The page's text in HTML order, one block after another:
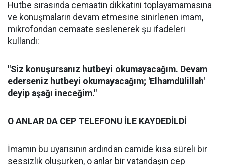
Hutbe sırasında cemaatin dikkatini toplayamamasına
ve konuşmaların devam etmesine sinirlenen imam,
mikrofondan cemaate seslenerek şu ifadeleri
kullandı:
"Siz konuşursanız hutbeyi okumayacağım. Devam
ederseniz hutbeyi okumayacağım; 'Elhamdülillah'
deyip aşağı ineceğim."
O ANLAR DA CEP TELEFONU İLE KAYDEDİLDİ
İmamın bu uyarısının ardından camide kısa süreli bir
sessizlik oluşurken, o anlar bir vatandaşın cep